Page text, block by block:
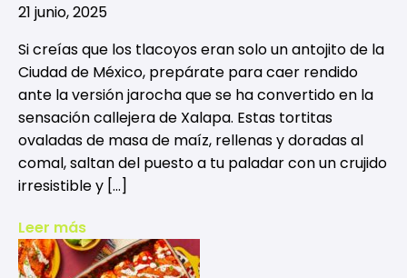
21 junio, 2025
Si creías que los tlacoyos eran solo un antojito de la
Ciudad de México, prepárate para caer rendido
ante la versión jarocha que se ha convertido en la
sensación callejera de Xalapa. Estas tortitas
ovaladas de masa de maíz, rellenas y doradas al
comal, saltan del puesto a tu paladar con un crujido
irresistible y […]
Leer más